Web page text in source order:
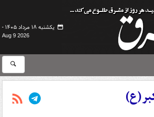
یکشنبه ۱۸ مرداد ۱۴۰۵ -
Aug 9 2026